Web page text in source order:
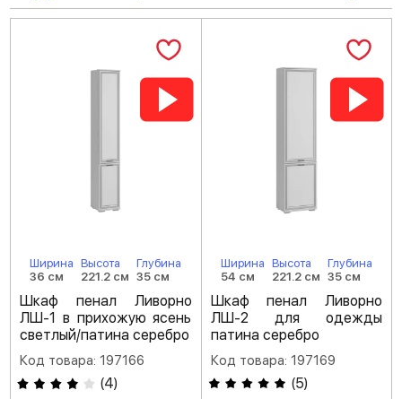
Ширина
36 см
Высота
221.2 см
Глубина
35 см
Шкаф пенал Ливорно
ЛШ-1 в прихожую ясень
светлый/патина серебро
Код товара: 197166
(4)
Ширина
54 см
Высота
221.2 см
Глубина
35 см
Шкаф пенал Ливорно
ЛШ-2 для одежды
патина серебро
Код товара: 197169
(5)